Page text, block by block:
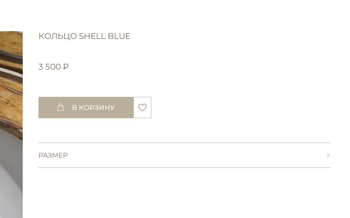
КОЛЬЦО SHELL BLUE
3 500 ₽
В КОРЗИНУ
РАЗМЕР